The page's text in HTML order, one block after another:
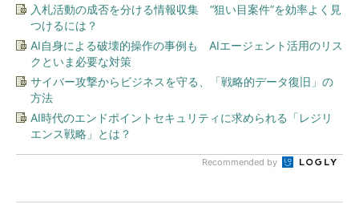
入札活動の成否を分ける情報収集 “狙い目案件”を効率よく見
つけるには？
AI自身による破壊的操作の事例も AIエージェント活用のリス
クといま必要な対策
サイバー攻撃からビジネスを守る、「戦略的データ復旧」の
方法
AI時代のエンドポイントセキュリティに求められる「レジリ
エンス戦略」とは？
Recommended by